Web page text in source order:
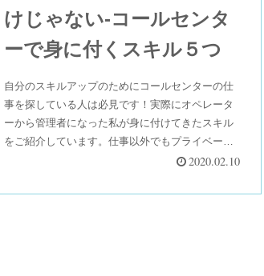
けじゃない-コールセンタ
ーで身に付くスキル５つ
自分のスキルアップのためにコールセンターの仕
事を探している人は必見です！実際にオペレータ
ーから管理者になった私が身に付けてきたスキル
をご紹介しています。仕事以外でもプライベート
でも役に立つスキルばかりですので、一度見てみ
2020.02.10